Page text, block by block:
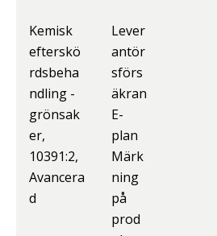
Kemisk
efterskö
rdsbeha
ndling -
grönsak
er,
10391:2,
Avancera
d
Lever
antör
sförs
äkran
E-
plan
Märk
ning
på
prod